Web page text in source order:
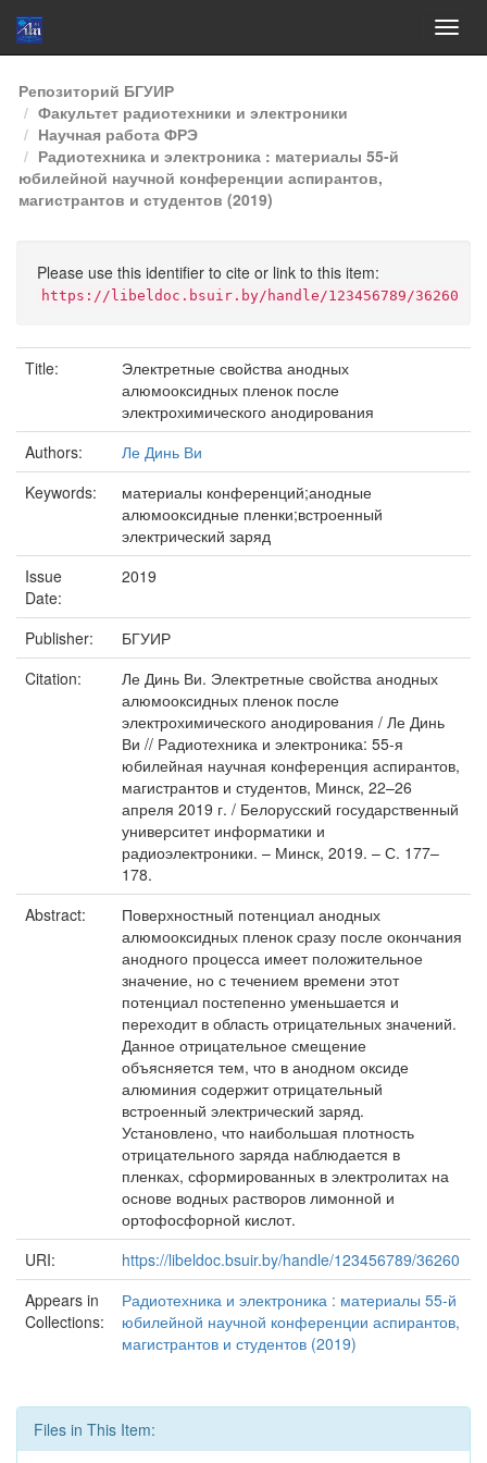
Skip
navigation
Репозиторий БГУИР
Факультет радиотехники и электроники
Научная работа ФРЭ
Радиотехника и электроника : материалы 55-й
юбилейной научной конференции аспирантов,
магистрантов и студентов (2019)
Please use this identifier to cite or link to this item:
https://libeldoc.bsuir.by/handle/123456789/36260
Title:
Электретные свойства анодных
алюмооксидных пленок после
электрохимического анодирования
Authors:
Ле Динь Ви
Keywords:
материалы конференций;анодные
алюмооксидные пленки;встроенный
электрический заряд
Issue
Date:
2019
Publisher:
БГУИР
Citation:
Ле Динь Ви. Электретные свойства анодных
алюмооксидных пленок после
электрохимического анодирования / Ле Динь
Ви // Радиотехника и электроника: 55-я
юбилейная научная конференция аспирантов,
магистрантов и студентов, Минск, 22–26
апреля 2019 г. / Белорусский государственный
университет информатики и
радиоэлектроники. – Минск, 2019. – С. 177–
178.
Abstract:
Поверхностный потенциал анодных
алюмооксидных пленок сразу после окончания
анодного процесса имеет положительное
значение, но с течением времени этот
потенциал постепенно уменьшается и
переходит в область отрицательных значений.
Данное отрицательное смещение
объясняется тем, что в анодном оксиде
алюминия содержит отрицательный
встроенный электрический заряд.
Установлено, что наибольшая плотность
отрицательного заряда наблюдается в
пленках, сформированных в электролитах на
основе водных растворов лимонной и
ортофосфорной кислот.
URI:
https://libeldoc.bsuir.by/handle/123456789/36260
Appears in
Collections:
Радиотехника и электроника : материалы 55-й
юбилейной научной конференции аспирантов,
магистрантов и студентов (2019)
Files in This Item: